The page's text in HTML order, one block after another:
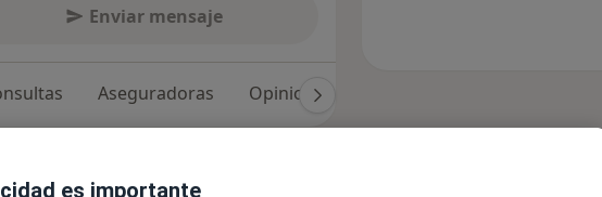
Enviar mensaje
Aseguradoras Opiniones (161)
es importante